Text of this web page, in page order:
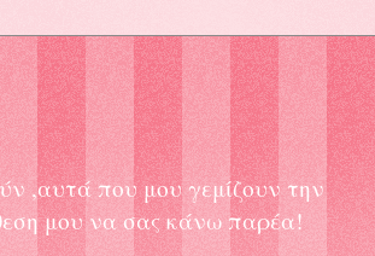
,αυτά που μου γεμίζουν την
μου να σας κάνω παρέα!